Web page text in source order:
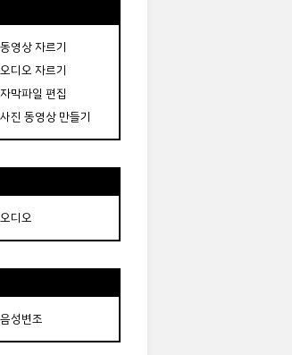
영상 자르기
디오 자르기
막파일 편집
진 동영상 만들기
디오
성변조